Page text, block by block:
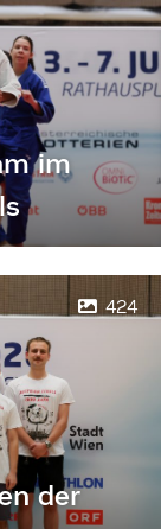
im
424
der